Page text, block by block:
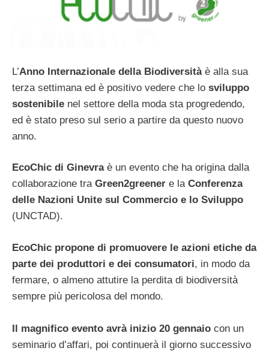
L’Anno Internazionale della Biodiversitàè alla sua
terza settimana ed è positivo vedere che lo sviluppo
sostenibile nel settore della moda sta progredendo,
ed è stato preso sul serio a partire da questo nuovo
anno.
EcoChic di Ginevraè un evento che ha origina dalla
collaborazione tra Green2greener e la Conferenza
delle Nazioni Unite sul Commercio e lo Sviluppo
(UNCTAD).
EcoChic propone di promuovere le azioni etiche da
parte dei produttori e dei consumatori, in modo da
fermare, o almeno attutire la perdita di biodiversità
sempre più pericolosa del mondo.
Il magnifico evento avrà inizio 20 gennaio con un
seminario d’affari, poi continuerà il giorno successivo